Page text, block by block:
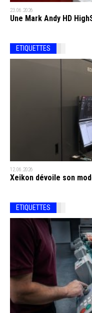
23.06.2026
Une Mark Andy HD
ETIQUETTES
12.06.2026
Xeikon dévoile son
ETIQUETTES